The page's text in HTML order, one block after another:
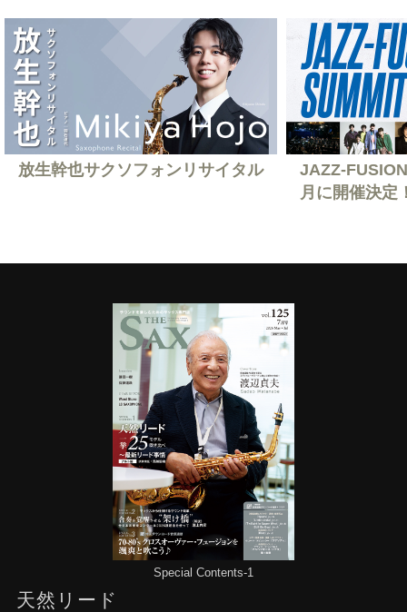
放生幹也サクソフォンリサイタル
JAZZ-
月に開催決定
Special Contents-1
天然リード